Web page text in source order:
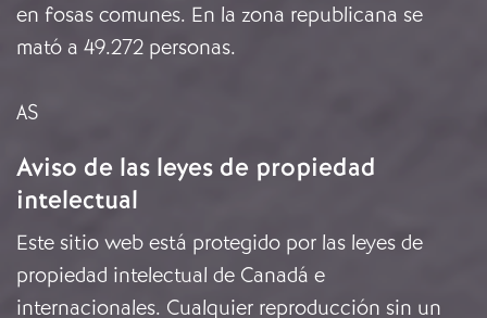
en fosas comunes. En la zona republicana se
mató a 49.272 personas.
AS
Aviso de las leyes de propiedad
intelectual
Este sitio web está protegido por las leyes de
propiedad intelectual de Canadá e
internacionales. Cualquier reproducción sin un